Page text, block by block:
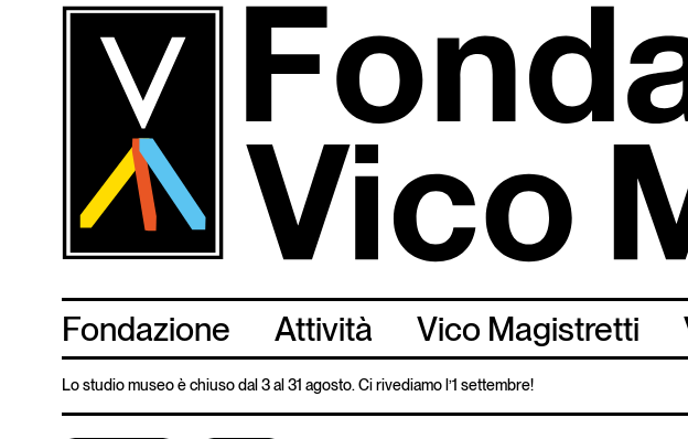
Fondazione Attività Vico Magistretti
Lo studio museo è chiuso dal 3 al 31 agosto. Ci rivediamo l’1 settembre!